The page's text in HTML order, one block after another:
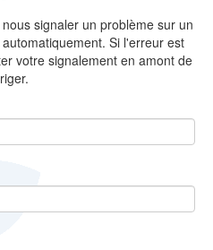
signaler un problème sur un
Si l'erreur est
votre signalement en amont de